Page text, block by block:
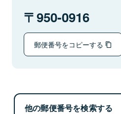
950-0916
郵便番号をコピーする
他の郵便番号を検索する